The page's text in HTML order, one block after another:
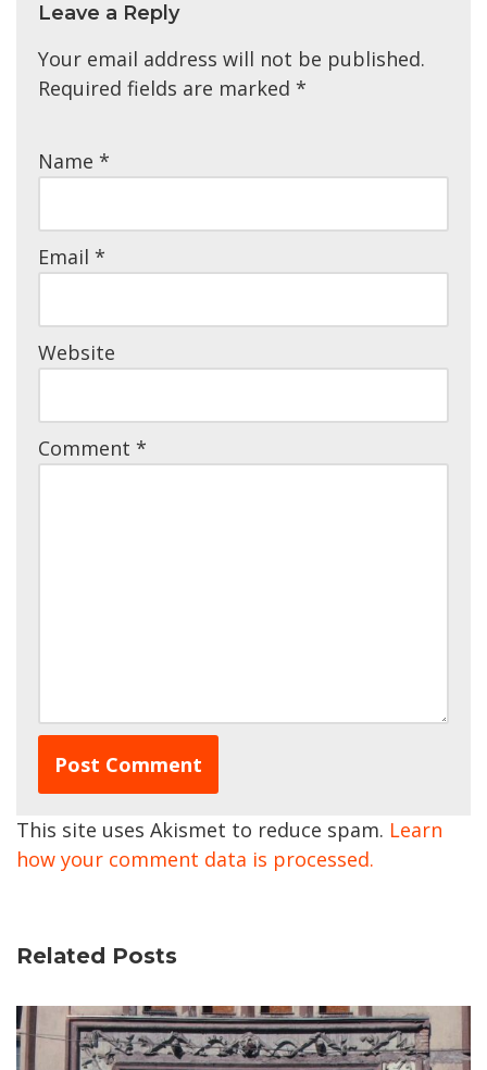
Leave a Reply
Your email address will not be published.
Required fields are marked *
Name *
Email *
Website
Comment *
This site uses Akismet to reduce spam. Learn
how your comment data is processed.
Related Posts